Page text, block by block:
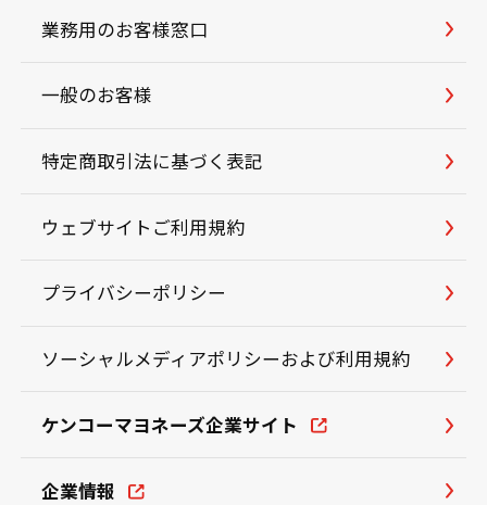
業務用のお客様窓口
一般のお客様
特定商取引法に基づく表記
ウェブサイトご利用規約
プライバシーポリシー
ソーシャルメディアポリシーおよび利用規約
ケンコーマヨネーズ企業サイト
企業情報